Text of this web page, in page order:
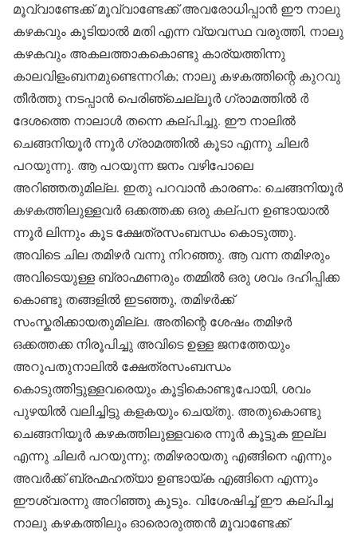
മൂവ്വാണ്ടേക്ക് മൂവ്വാണ്ടേക്ക് അവരോധിപ്പാൻ ഈ നാലു
കഴകവും കൂടിയാൽ മതി എന്ന വ്യവസ്ഥ വരുത്തി, നാലു
കഴകവും അകലത്താകകൊണ്ടു കാര്യത്തിന്നു
കാലവിളംബനമുണ്ടെന്നറിക; നാലു കഴകത്തിന്റെ കുറവു
തീർത്തു നടപ്പാൻ പെരിഞ്ചെല്ലൂർ ഗ്രാമത്തിൽ ർ
ദേശത്തെ നാലാൾ തന്നെ കല്പിച്ചു. ഈ നാലിൽ
ചെങ്ങനിയൂർ ന്നൂർ ഗ്രാമത്തിൽ കൂടാ എന്നു ചിലർ
പറയുന്നു. ആ പറയുന്ന ജനം വഴിപോലെ
അറിഞ്ഞതുമില്ല. ഇതു പറവാൻ കാരണം: ചെങ്ങനിയൂർ
കഴകത്തിലുള്ളവർ ഒക്കത്തക്ക ഒരു കല്പന ഉണ്ടായാൽ
ന്നൂർ ലിന്നും കൂട ക്ഷേത്രസംബന്ധം കൊടുത്തു.
അവിടെ ചില തമിഴർ വന്നു നിറഞ്ഞു. ആ വന്ന തമിഴരും
അവിടെയുള്ള ബ്രാഹ്മണരും തമ്മിൽ ഒരു ശവം ദഹിപ്പിക്ക
കൊണ്ടു തങ്ങളിൽ ഇടഞ്ഞു, തമിഴർക്ക്
സംസ്കരിക്കായതുമില്ല. അതിന്റെ ശേഷം തമിഴർ
ഒക്കത്തക്ക നിരൂപിച്ചു അവിടെ ഉള്ള ജനത്തേയും
അറുപതുനാലിൽ ക്ഷേത്രസംബന്ധം
കൊടുത്തിട്ടുള്ളവരെയും കൂട്ടികൊണ്ടുപോയി, ശവം
പുഴയിൽ വലിച്ചിട്ടു കളകയും ചെയ്തു. അതുകൊണ്ടു
ചെങ്ങനിയൂർ കഴകത്തിലുള്ളവരെ ന്നൂർ കൂട്ടുക ഇല്ല
എന്നു ചിലർ പറയുന്നു; തമിഴരായതു എങ്ങിനെ എന്നും
അവർക്ക് ബ്രഹ്മഹത്യാ ഉണ്ടായ്ക എങ്ങിനെ എന്നും
ഈശ്വരന്നു അറിഞ്ഞു കൂടും. വിശേഷിച്ച് ഈ കല്പിച്ച
നാലു കഴകത്തിലും ഓരൊരുത്തൻ മൂവാണ്ടേക്ക്